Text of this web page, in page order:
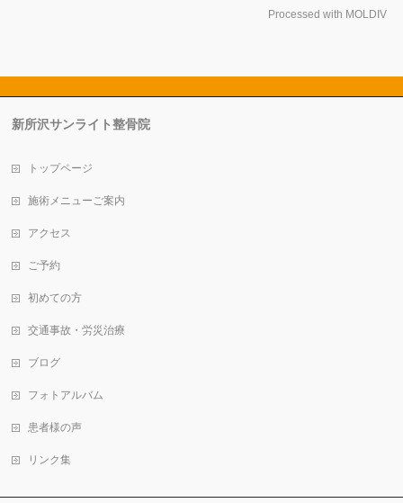
Processed with MOLDIV
新所沢サンライト整骨院
トップページ
施術メニューご案内
アクセス
ご予約
初めての方
交通事故・労災治療
ブログ
フォトアルバム
患者様の声
リンク集